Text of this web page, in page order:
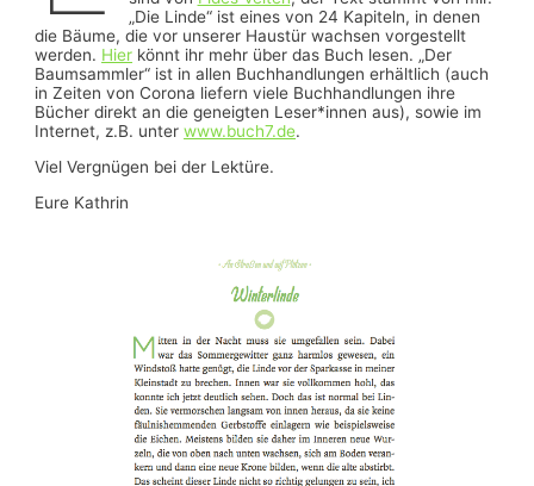
„Die Linde“ ist eines von 24 Kapiteln, in denen
die Bäume, die vor unserer Haustür wachsen vorgestellt
werden. Hier könnt ihr mehr über das Buch lesen. „Der
Baumsammler“ ist in allen Buchhandlungen erhältlich (auch
in Zeiten von Corona liefern viele Buchhandlungen ihre
Bücher direkt an die geneigten Leser*innen aus), sowie im
Internet, z.B. unterwww.buch7.de.
Viel Vergnügen bei der Lektüre.
Eure Kathrin